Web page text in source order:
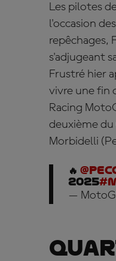
Les pilotes
l'occasion
repêchages,
s'adjugeant
Frustré hier
vivre une fin
Racing
deuxième
Morbidelli
🔥
2025
—